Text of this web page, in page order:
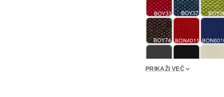
PRIKAŽI VEČ